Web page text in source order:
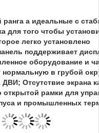
а идеальные с
для того чтобы
легко установлено
поддерживает
оборудование и
нормальную в грубой
Отсутствие экрана
рамки для
и промышленных